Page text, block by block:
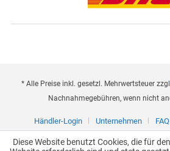
* Alle Preise inkl. gesetzl. Mehrwertsteuer
Nachnahmegebühren, wenn nicht
Händler-Login Unternehmen FAQ
Diese Website benutzt Cookies, die für